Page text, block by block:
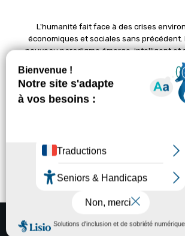
L'humanité fait face à des crises
économiques et sociales sans précédent.
nouveau paradigme émerge, intelligent et
l'épanouissement de la vie. Le magazine
positif, met en lumière des initiatives
créatives pour un avenir meilleur. Il croit en
profonde des sociétés grâce à un
contact@kaizen-
A propos
Contact